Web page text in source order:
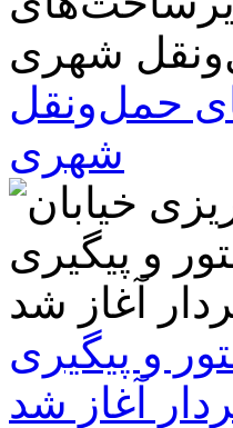
حمل‌ونقل
شهری
و پیگیری
آغاز شد